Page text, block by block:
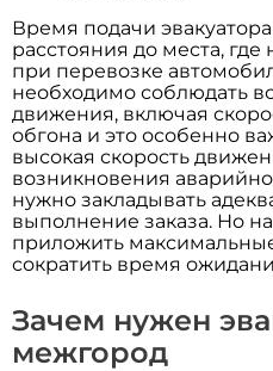
Время подачи
расстояния до места,
при перевозке
необходимо соблюдать
движения, включая
обгона и это особенно
высокая скорость
возникновения
нужно закладывать
выполнение заказа. Но
приложить
сократить время
Зачем нужен
межгород